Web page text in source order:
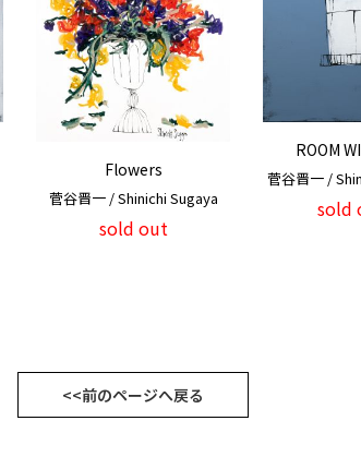
Flowers
菅谷晋一 / Shinichi Sugaya
sold out
ROOM
菅谷晋一 /
sold
<<前のページへ戻る